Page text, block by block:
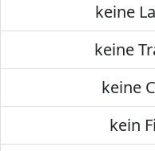
keine
keine
keine
kein